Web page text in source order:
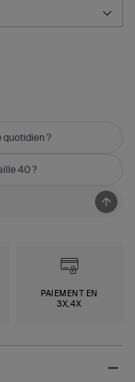
quotidien ?
40 ?
PAIEMENT EN
3X,4X